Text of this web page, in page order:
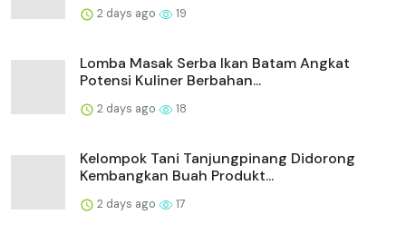
2 days ago 19
Lomba Masak Serba Ikan Batam Angkat
Potensi Kuliner Berbahan...
2 days ago 18
Kelompok Tani Tanjungpinang Didorong
Kembangkan Buah Produkt...
2 days ago 17